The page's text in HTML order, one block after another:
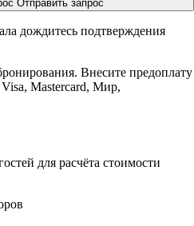
Отправить запрос
дождитесь подтверждения
Внесите предоплату
Mastercard, Мир,
для расчёта стоимости